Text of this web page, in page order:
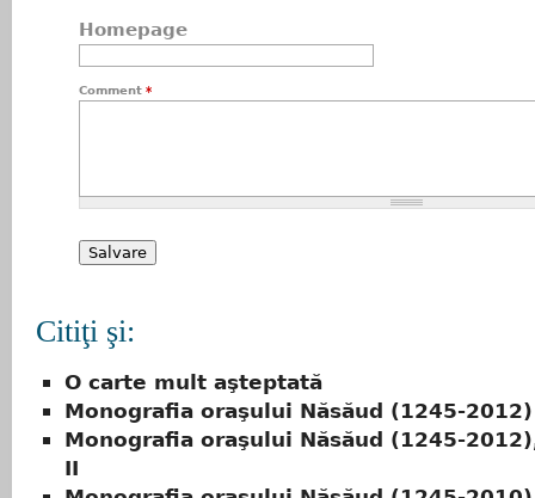
Homepage
Comment *
Citiţi şi:
O carte mult aşteptată
Monografia oraşului Năsăud (1245-2012)
Monografia oraşului Năsăud (1245-
II